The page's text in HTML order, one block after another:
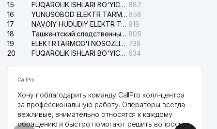
15
FUQAROLIK ISHLARI BO'YICHA YAKKASAROY TUMANLARARO SUDI 887
16
YUNUSOBOD ELEKTR TARMOG'I NOSOZLIKLARI XIZMATI 858
17
NAVOIY HUDUDIY ELEKTR TARMOQLARI KORXONASI AJ 818
18
Ташкентский следственный изолятор 805
19
ELEKTRTARMOG'I NOSOZLIKLARINI TO'ZATISH SERGELI XIZMATI 738
20
FUQAROLIK ISHLARI BO'YICHA UCH-TEPA TUMANI SUDI 634
CallPro
Хочу поблагодарить команду CallPro колл-центра
за профессиональную работу. Операторы всегда
вежливые, внимательно относятся к каждому
обращению и быстро помогают решить вопросы.